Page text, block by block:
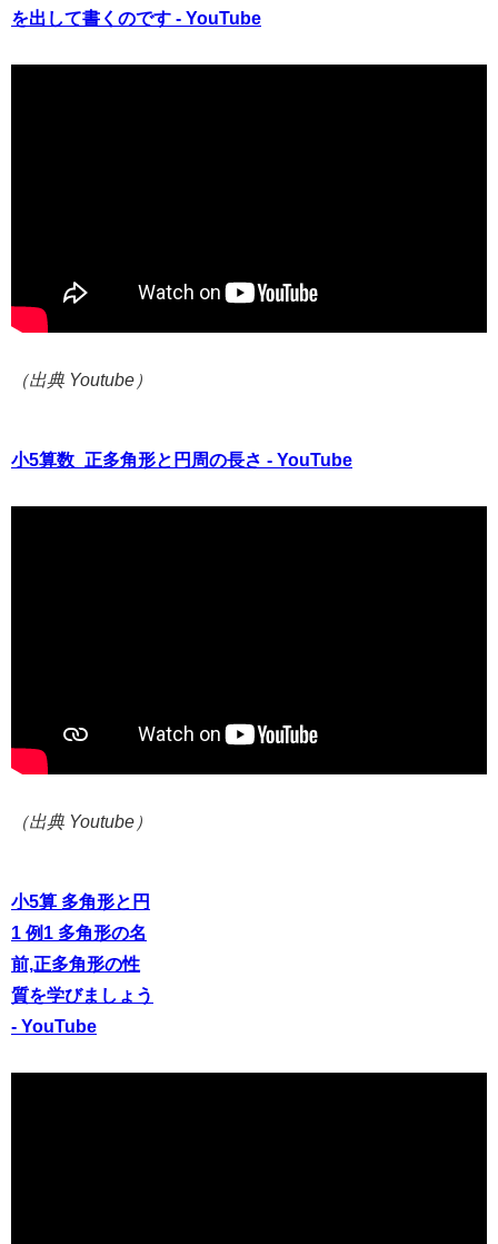
を出して書くのです - YouTube
（出典 Youtube）
小5算数_正多角形と円周の長さ - YouTube
（出典 Youtube）
小5算 多角形と円
1 例1 多角形の名
前,正多角形の性
質を学びましょう
- YouTube